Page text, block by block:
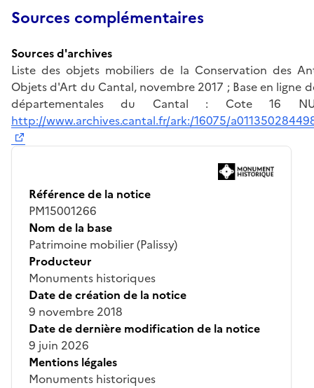
Sources complémentaires
Sources d'archives
Liste des objets mobiliers de la Conservation des
Objets d'Art du Cantal, novembre 2017 ; Base en ligne
départementales du Cantal : Cote 16
http://www.archives.cantal.fr/ark:/16075/
Référence de la notice
PM15001266
Nom de la base
Patrimoine mobilier (Palissy)
Producteur
Monuments historiques
Date de création de la notice
9 novembre 2018
Date de dernière modification de la notice
9 juin 2026
Mentions légales
Monuments historiques